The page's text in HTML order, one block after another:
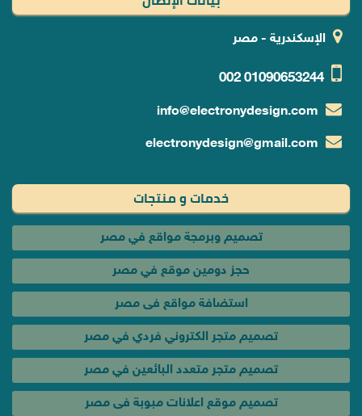
الإسكندرية - مصر
01090653244
002
info@electronydesign.com
electronydesign@gmail.com
خدمات و منتجات
تصميم وبرمجة مواقع في مصر
حجز دومين موقع في مصر
استضافة مواقع فى مصر
تصميم متجر الكتروني فردي في مصر
تصميم متجر متعدد البائعين في مصر
تصميم موقع اعلانات مبوبة فى مصر